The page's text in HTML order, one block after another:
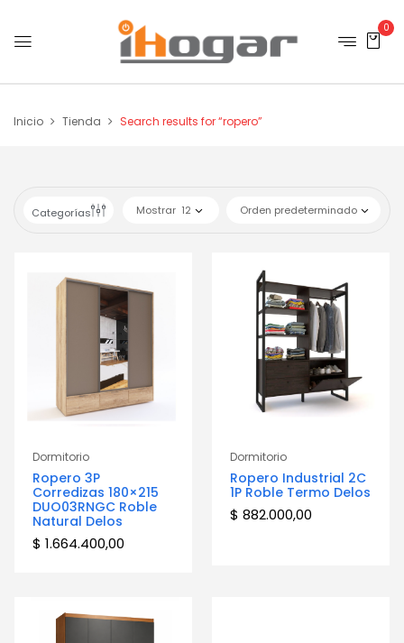
0
Inicio Tienda Search results for “ropero”
Categorías Orden predeterminado
Mostrar 12
Dormitorio
Ropero 3P
Corredizas 180×215
DUO03RNGC Roble
Natural Delos
$ 1.664.400,00
Dormitorio
Ropero Industrial 2C
1P Roble Termo Delos
$ 882.000,00